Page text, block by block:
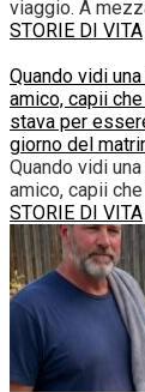
viaggio. A
STORIE DI VITA
Quando vidi
amico, capii
stava per
giorno del
Quando vidi
amico, capii
STORIE DI VITA